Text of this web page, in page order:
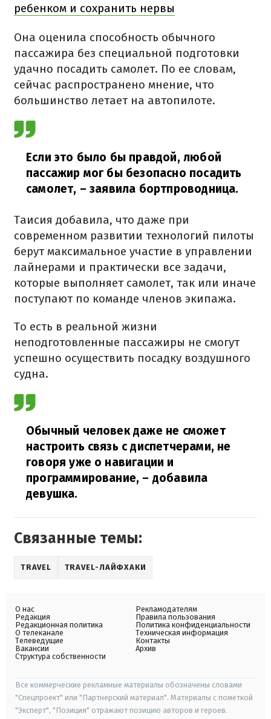
ребенком и сохранить нервы
Она оценила способность обычного
пассажира без специальной подготовки
удачно посадить самолет. По ее словам,
сейчас распространено мнение, что
большинство летает на автопилоте.
Если это было бы правдой, любой
пассажир мог бы безопасно посадить
самолет, – заявила бортпроводница.
Таисия добавила, что даже при
современном развитии технологий пилоты
берут максимальное участие в управлении
лайнерами и практически все задачи,
которые выполняет самолет, так или иначе
поступают по команде членов экипажа.
То есть в реальной жизни
неподготовленные пассажиры не смогут
успешно осуществить посадку воздушного
судна.
Обычный человек даже не сможет
настроить связь с диспетчерами, не
говоря уже о навигации и
программирование, – добавила
девушка.
Связанные темы:
TRAVEL TRAVEL-ЛАЙФХАКИ
О нас
Редакция
Редакционная политика
О телеканале
Телеведущие
Вакансии
Структура собственности
Рекламодателям
Правила пользования
Политика конфиденциальности
Техническая информация
Контакты
Архив
Все коммерческие рекламные материалы обозначены словами
"Спецпроект" или "Партнерский материал". Материалы с пометкой
"Эксперт", "Позиция" отражают позицию авторов и героев.